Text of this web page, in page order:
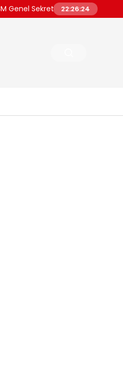
Sekreteri Guterres Dünya Daha
22:26:25